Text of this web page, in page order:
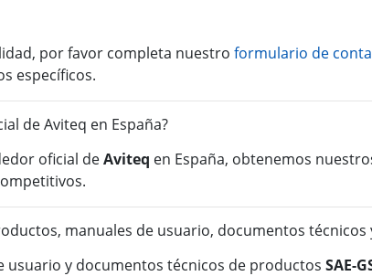
por favor completa nuestro formulario de
específicos.
de Aviteq en España?
oficial deAviteq en España, obtenemos
manuales de usuario, documentos técnicos y
usuario y documentos técnicos de productos SAE-